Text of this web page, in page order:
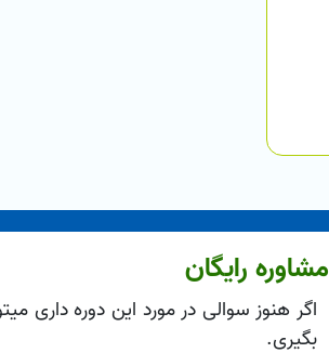
مشاوره رایگان
اگر هنوز سوالی در مورد این دوره داری
بگیری.